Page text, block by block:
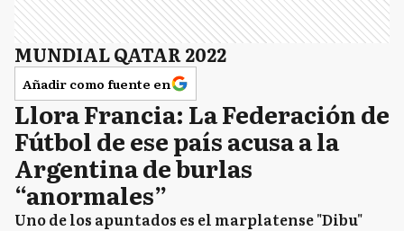
MUNDIAL QATAR 2022
Añadir como fuente en
Llora Francia: La Federación de
Fútbol de ese país acusa a la
Argentina de burlas
“anormales”
Uno de los apuntados es el marplatense "Dibu"